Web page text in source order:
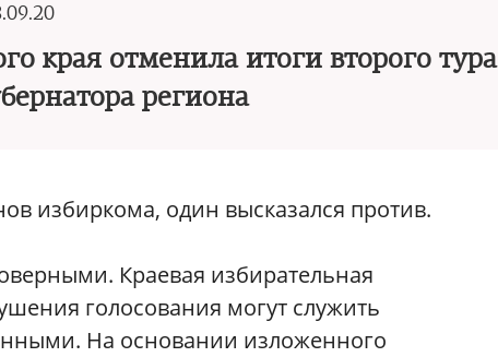
края отменила итоги второго тура
региона
избиркома, один высказался против.
Краевая избирательная
голосования могут служить
На основании изложенного